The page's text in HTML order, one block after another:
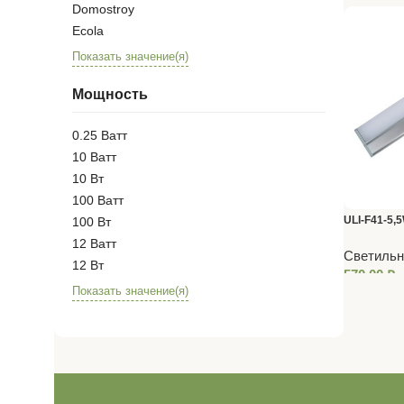
Domostroy
Ecola
Показать значение(я)
Мощность
0.25 Ватт
10 Ватт
10 Вт
100 Ватт
100 Вт
12 Ватт
12 Вт
Показать значение(я)
ULI-F41-
570,00 ₽